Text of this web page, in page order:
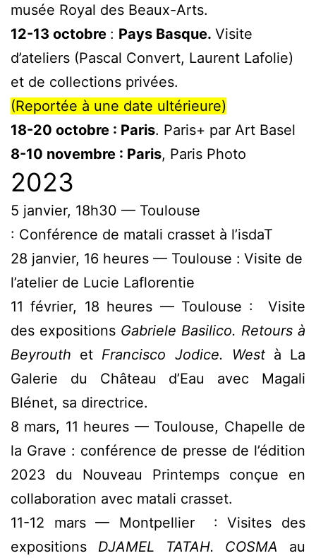
musée Royal des Beaux-Arts.
12-13 octobre : Pays Basque. Visite
d’ateliers (Pascal Convert, Laurent Lafolie)
et de collections privées.
(Reportée à une date ultérieure)
18-20 octobre : Paris. Paris+ par Art Basel
8-10 novembre : Paris, Paris Photo
2023
5 janvier, 18h30 — Toulouse
: Conférence de matali crasset à l’isdaT
28 janvier, 16 heures — Toulouse : Visite de
l’atelier de Lucie Laflorentie
11 février, 18 heures — Toulouse : Visite
des expositions Gabriele Basilico. Retours à
Beyrouth et Francisco Jodice. West à La
Galerie du Château d’Eau avec Magali
Blénet, sa directrice.
8 mars, 11 heures — Toulouse, Chapelle de
la Grave : conférence de presse de l’édition
2023 du Nouveau Printemps conçue en
collaboration avec matali crasset.
11-12 mars — Montpellier : Visites des
expositions DJAMEL TATAH. COSMA au